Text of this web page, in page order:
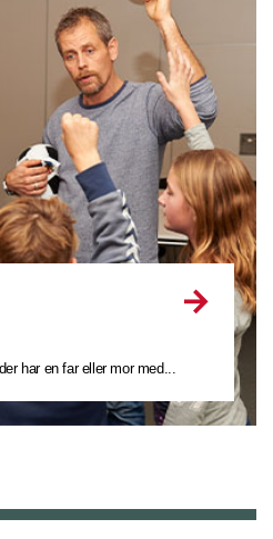
har en far eller mor med...